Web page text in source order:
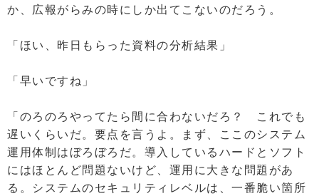
か、広報がらみの時にしか出てこないのだろう。
「ほい、昨日もらった資料の分析結果」
「早いですね」
「のろのろやってたら間に合わないだろ？ これでも
遅いくらいだ。要点を言うよ。まず、ここのシステム
運用体制はぼろぼろだ。導入しているハードとソフト
にはほとんど問題ないけど、運用に大きな問題があ
る。システムのセキュリティレベルは、一番脆い箇所